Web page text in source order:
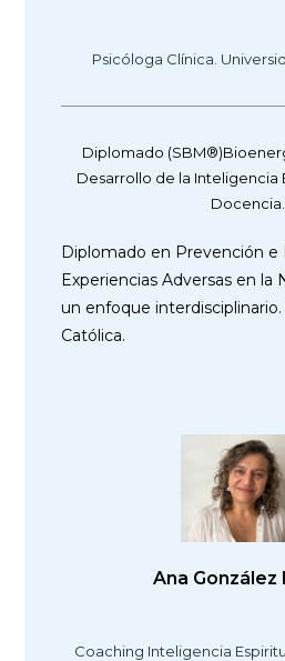
Psicóloga Clínica.
Diplomado
Desarrollo de la Inteligencia
Docencia.
Diplomado en Prevención
Experiencias Adversas en la
un enfoque interdisciplinario.
Católica.
Ana González
Coaching Inteligencia